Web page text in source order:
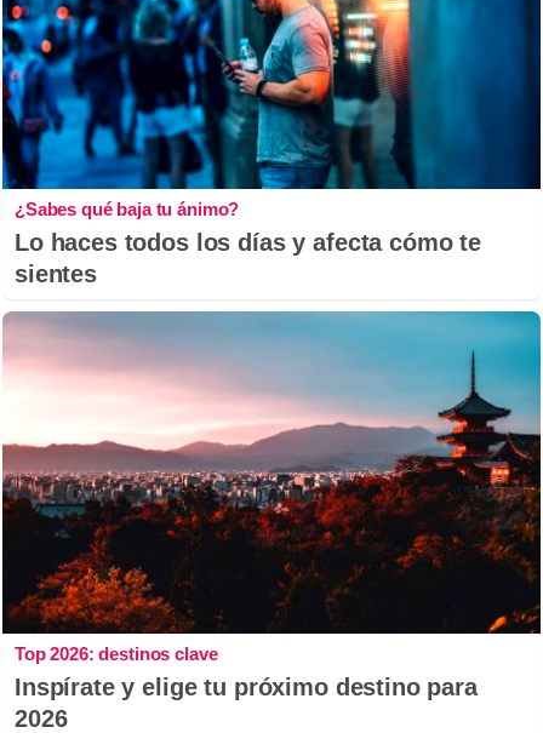
¿Sabes qué baja tu ánimo?
Lo haces todos los días y afecta cómo te
sientes
Top 2026: destinos clave
Inspírate y elige tu próximo destino para
2026